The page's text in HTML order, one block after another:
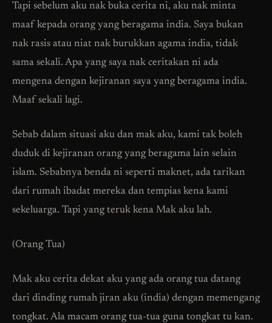
Tapi sebelum aku nak buka cerita ni, aku nak minta
maaf kepada orang yang beragama india. Saya bukan
nak rasis atau niat nak burukkan agama india, tidak
sama sekali. Apa yang saya nak ceritakan ni ada
mengena dengan kejiranan saya yang beragama india.
Maaf sekali lagi.
Sebab dalam situasi aku dan mak aku, kami tak boleh
duduk di kejiranan orang yang beragama lain selain
islam. Sebabnya benda ni seperti maknet, ada tarikan
dari rumah ibadat mereka dan tempias kena kami
sekeluarga. Tapi yang teruk kena Mak aku lah.
(Orang Tua)
Mak aku cerita dekat aku yang ada orang tua datang
dari dinding rumah jiran aku (india) dengan memengang
tongkat. Ala macam orang tua-tua guna tongkat tu kan.